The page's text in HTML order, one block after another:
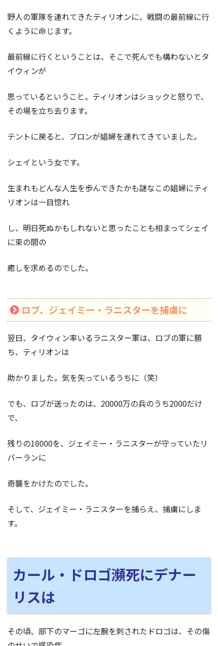
野人の軍隊を連れてきたティリオンに、戦闘の最前線に行
くように命じます。
最前線に行くということは、そこで死んでも構わないとタ
イウィンが
思っているということ。ティリオンはショックと怒りで、
その場を立ち去ります。
テントに戻ると、ブロンが娼婦を連れてきていました。
シェイという女です。
生まれもどんな人生を歩んできたかも謎なこの娼婦にティ
リオンは一目惚れ
し、明日死ぬかもしれないと思ったことも相まってシェイ
に束の間の
癒しを求めるのでした。
ロブ、ジェイミー・ラニスターを捕虜に
翌日、タイウィン率いるラニスター軍は、ロブの軍に勝
ち、ティリオンは
助かりました。気を失っているうちに（笑）
でも、ロブが送ったのは、20000万の兵のうち2000だけ
で、
残りの18000を、ジェイミー・ラニスターが守っていたリ
バーランに
奇襲をかけたのでした。
そして、ジェイミー・ラニスターを捕らえ、捕虜にしま
す。
カール・ドロゴ瀕死にデナー
リスは
その頃、部下のマーゴに左腕を刺されたドロゴは、その傷